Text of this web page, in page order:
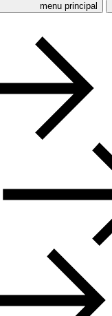
menu principal